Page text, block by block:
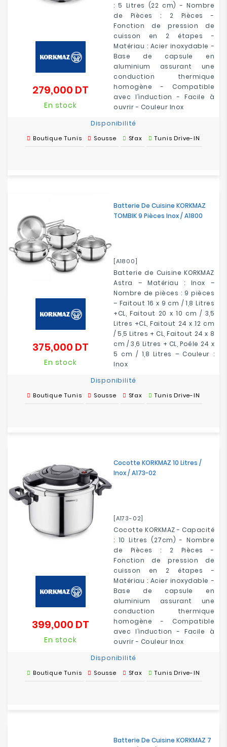
: 5 Litres (22 cm) - Nombre
de Pièces : 2 Pièces -
Fonction de pression de
cuisson en 2 étapes -
Matériau : Acier inoxydable -
Base de capsule en
aluminium assurant une
conduction thermique
homogène - Compatible
avec l’induction - Facile à
ouvrir - Couleur Inox
279,000 DT
En stock
Disponibilité
Boutique Tunis Sousse Sfax Tunis Drive-IN
Batterie De Cuisine KORKMAZ
TOMBIK 9 Pièces Inox / A1800
[A1800]
Batterie de Cuisine KORKMAZ
Astra – Matériau : Inox –
Nombre de pièces : 9 pièces
– Faitout 16 x 9 cm / 1,8 Litres
+CL, Faitout 20 x 10 cm / 3,5
Litres +CL, Faitout 24 x 12 cm
/ 5,5 Litres + CL, Faitout 24 x 8
cm / 3,6 Litres + CL, Poêle 24 x
5 cm / 1,8 Litres – Couleur :
Inox
375,000 DT
En stock
Disponibilité
Boutique Tunis Sousse Sfax Tunis Drive-IN
Cocotte KORKMAZ 10 Litres /
Inox / A173-02
[A173-02]
Cocotte KORKMAZ - Capacité
: 10 Litres (27cm) - Nombre
de Pièces : 2 Pièces -
Fonction de pression de
cuisson en 2 étapes -
Matériau : Acier inoxydable -
Base de capsule en
aluminium assurant une
conduction thermique
homogène - Compatible
avec l’induction - Facile à
ouvrir - Couleur Inox
399,000 DT
En stock
Disponibilité
Boutique Tunis Sousse Sfax Tunis Drive-IN
Batterie De Cuisine KORKMAZ 7